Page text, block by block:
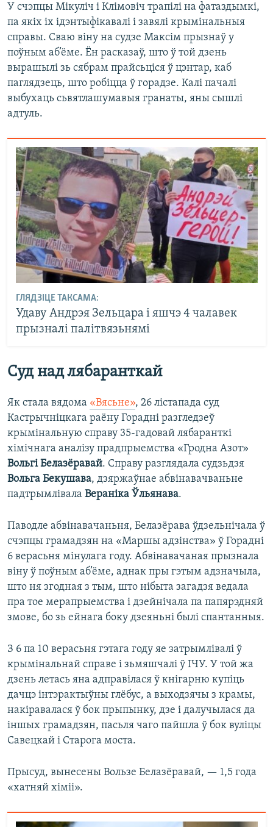
У счэпцы Мікуліч і Клімовіч трапілі на фатаздымкі,
па якіх іх ідэнтыфікавалі і завялі крымінальныя
справы. Сваю віну на судзе Максім прызнаў у
поўным аб’ёме. Ён расказаў, што ў той дзень
вырашылі зь сябрам прайсьціся ў цэнтар, каб
паглядзець, што робіцца ў горадзе. Калі пачалі
выбухаць сьвятлашумавыя гранаты, яны сышлі
адтуль.
ГЛЯДЗІЦЕ ТАКСАМА:
Удаву Андрэя Зельцара і яшчэ 4 чалавек
прызналі палітвязьнямі
Суд над лябаранткай
Як стала вядома «Вясьне», 26 лістапада суд
Кастрычніцкага раёну Горадні разгледзеў
крымінальную справу 35-гадовай лябаранткі
хімічнага аналізу прадпрыемства «Гродна Азот»
Вольгі Белазёравай. Справу разглядала судзьдзя
Вольга Бекушава, дзяржаўнае абвінавачваньне
падтрымлівала Вераніка Ўльянава.
Паводле абвінавачаньня, Белазёрава ўдзельнічала ў
счэпцы грамадзян на «Маршы адзінства» ў Горадні
6 верасьня мінулага году. Абвінавачаная прызнала
віну ў поўным аб’ёме, аднак пры гэтым адзначыла,
што ня згодная з тым, што нібыта загадзя ведала
пра тое мерапрыемства і дзейнічала па папярэдняй
змове, бо зь ейнага боку дзеяньні былі спантанныя.
З 6 па 10 верасьня гэтага году яе затрымлівалі ў
крымінальнай справе і зьмяшчалі ў ІЧУ. У той жа
дзень летась яна адправілася ў кнігарню купіць
дачцэ інтэрактыўны глёбус, а выходзячы з крамы,
накіравалася ў бок прыпынку, дзе і далучылася да
іншых грамадзян, пасьля чаго пайшла ў бок вуліцы
Савецкай і Старога моста.
Прысуд, вынесены Вользе Белазёравай, — 1,5 года
«хатняй хіміі».